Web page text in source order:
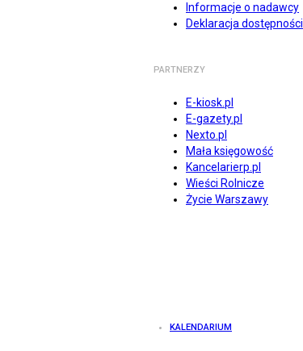
Informacje o nadawcy
Deklaracja dostępności
PARTNERZY
E-kiosk.pl
E-gazety.pl
Nexto.pl
Mała księgowość
Kancelarierp.pl
Wieści Rolnicze
Życie Warszawy
KALENDARIUM